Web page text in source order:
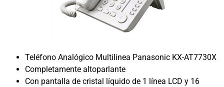
Teléfono Analógico Multilinea Panasonic KX-AT7730X
Completamente altoparlante
Con pantalla de cristal líquido de 1 línea LCD y 16